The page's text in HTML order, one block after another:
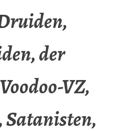
der
VZ,